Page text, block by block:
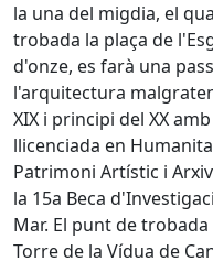
la una del migdia, el
trobada la plaça de
d'onze, es farà una
l'arquitectura
XIX i principi del XX
llicenciada en
Patrimoni Artístic i
la 15a Beca
Mar. El punt de
Torre de la Vídua de